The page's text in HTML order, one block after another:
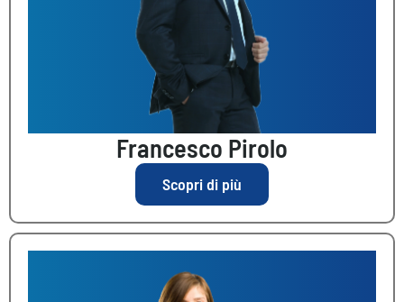
Francesco Pirolo
Scopri di più